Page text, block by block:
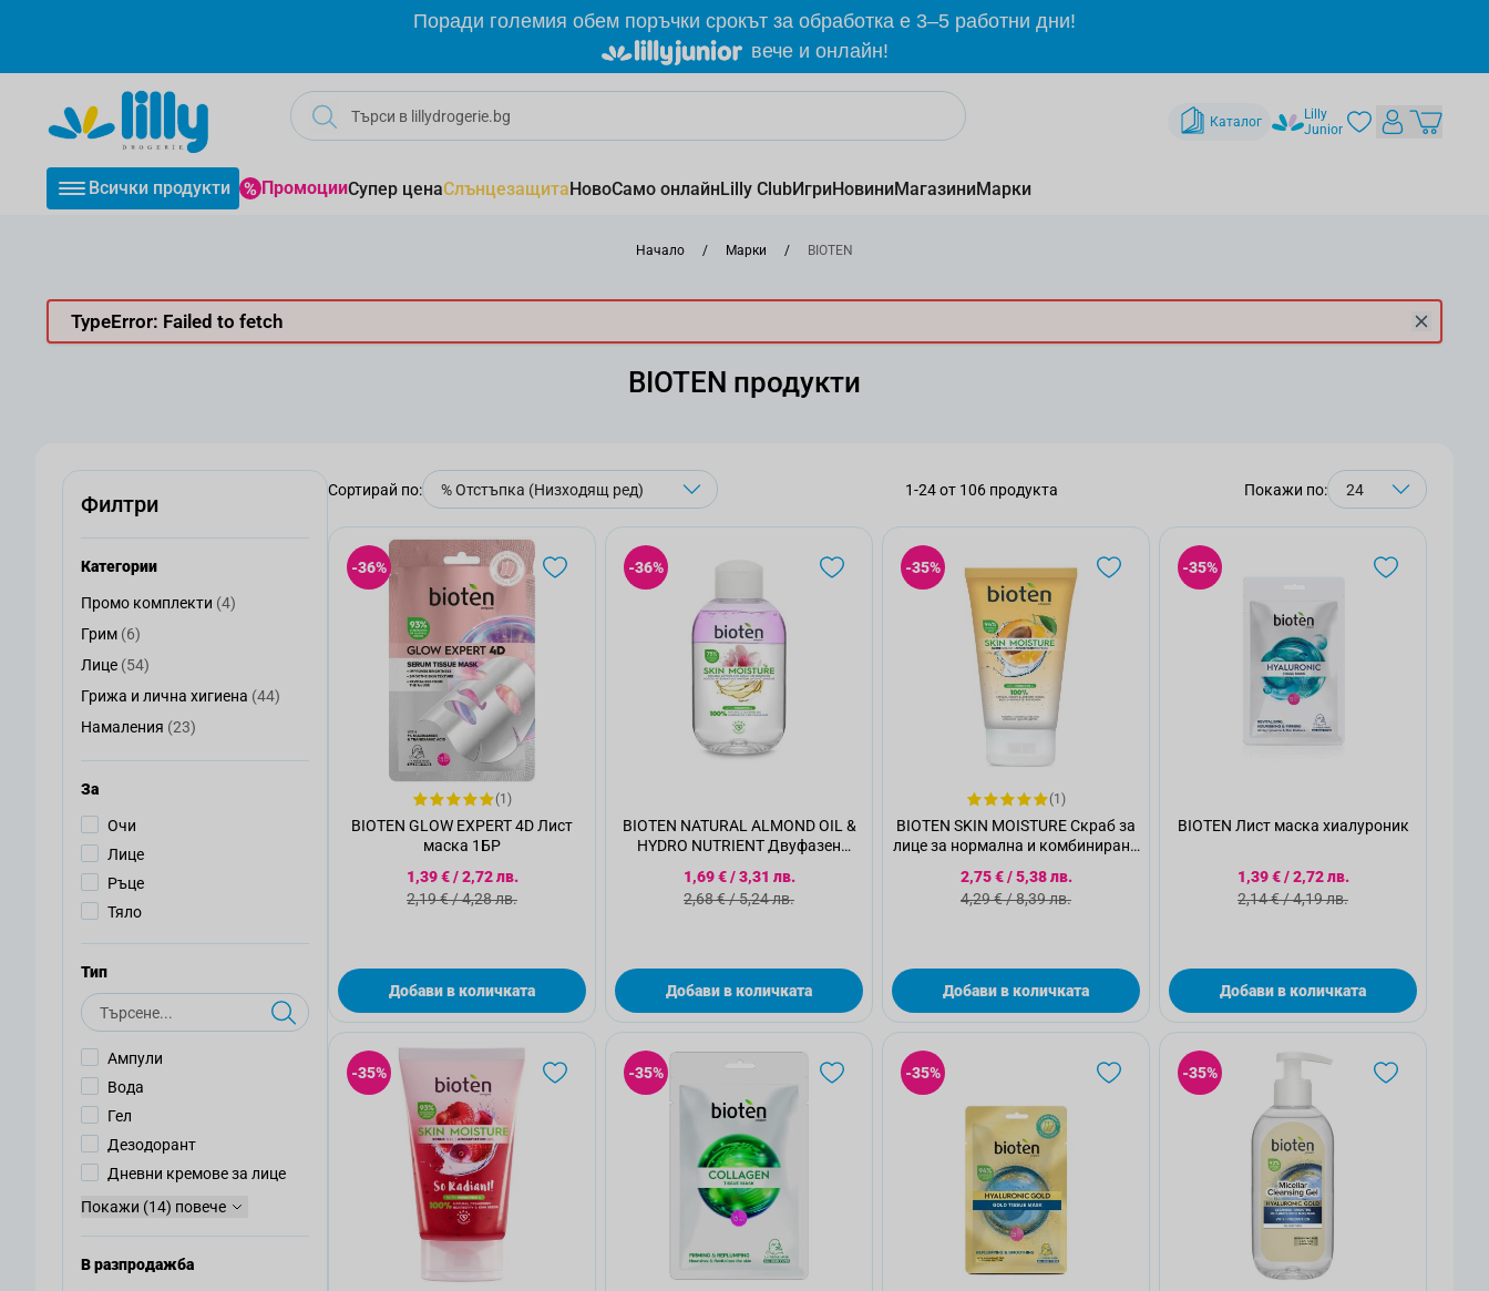
Поради големия обем поръчки срокът за обработка е 3–5 работни дни!
вече и онлайн!
Каталог
Lilly
Junior
Всички продукти ПромоцииСупер ценаСлънцезащитаНовоСамо онлайнLilly ClubИгриНовиниМагазиниМарки
Начало / Марки / BIOTEN
TypeError: Failed to fetch
BIOTEN продукти
Филтри
Категории
Промо комплекти
Промо комплекти (4)
Грим
Грим (6)
Лице
Лице (54)
Грижа и лична хигиена
Грижа и лична хигиена (44)
Намаления
Намаления (23)
За
Oчи
Лице
Ръце
Тяло
Тип
Търсене
Ампули
Вода
Гел
Дезодорант
Дневни кремове за лице
Покажи (14) повече
В разпродажба
Сортирай по: 1-24от 106продукта Покажи по:
-36%
(1)
BIOTEN GLOW EXPERT 4D Лист
маска 1БР
Специална цена
1,39 €/2,72 лв.
Стандартна цена
2,19 €/4,28 лв.
Добави в количката
-36%
BIOTEN NATURAL ALMOND OIL &
HYDRO NUTRIENT Двуфазен
125 мл.
Специална цена
1,69 €/3,31 лв.
Стандартна цена
2,68 €/5,24 лв.
Добави в количката
-35%
(1)
BIOTEN SKIN MOISTURE Скраб за
лице за нормална и комбинирана
Специална цена
2,75 €/5,38 лв.
Стандартна цена
4,29 €/8,39 лв.
Добави в количката
-35%
BIOTEN Лист маска хиалуроник
Специална цена
1,39 €/2,72 лв.
Стандартна цена
2,14 €/4,19 лв.
Добави в количката
-35% -35% -35% -35%